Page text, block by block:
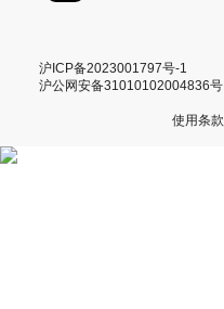
沪ICP备2023001797号-1
沪公网安备31010102004836号
使用条款